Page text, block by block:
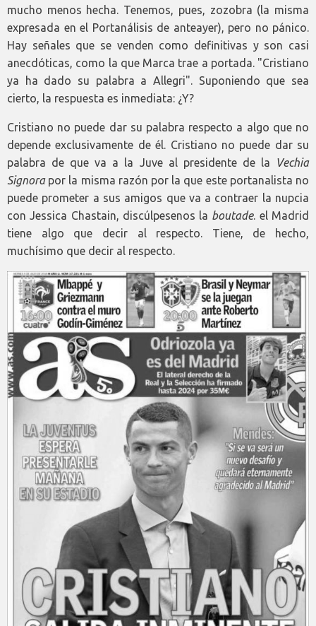
mucho menos hecha. Tenemos, pues, zozobra (la misma
expresada en el Portanálisis de anteayer), pero no pánico.
Hay señales que se venden como definitivas y son casi
anecdóticas, como la que Marca trae a portada. "Cristiano
ya ha dado su palabra a Allegri". Suponiendo que sea
cierto, la respuesta es inmediata: ¿Y?
Cristiano no puede dar su palabra respecto a algo que no
depende exclusivamente de él. Cristiano no puede dar su
palabra de que va a la Juve al presidente de la
Vechia
Signorapor la misma razón por la que este portanalista no
puede prometer a sus amigos que va a contraer la nupcia
con Jessica Chastain, discúlpesenos la boutade. el Madrid
tiene algo que decir al respecto. Tiene, de hecho,
muchísimo que decir al respecto.